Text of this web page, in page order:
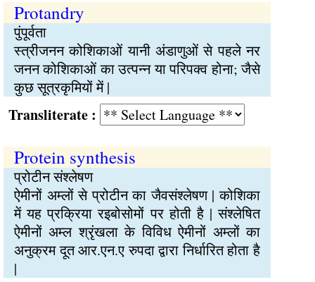
Protandry
पुंपूर्वता
स्त्रीजनन कोशिकाओं यानी अंडाणुओं से पहले नर
जनन कोशिकाओं का उत्पन्न या परिपक्व होना; जैसे
कुछ सूत्रकृमियों में |
:
Protein synthesis
प्रोटीन संश्लेषण
ऐमीनों अम्लों से प्रोटीन का जैवसंश्लेषण | कोशिका
में यह प्रक्रिया रइबोसोमों पर होती है | संश्लेषित
ऐमीनों अम्ल श्रृंखला के विविध ऐमीनों अम्लों का
अनुक्रम दूत आर.एन.ए रुपदा द्वारा निर्धारित होता है
|